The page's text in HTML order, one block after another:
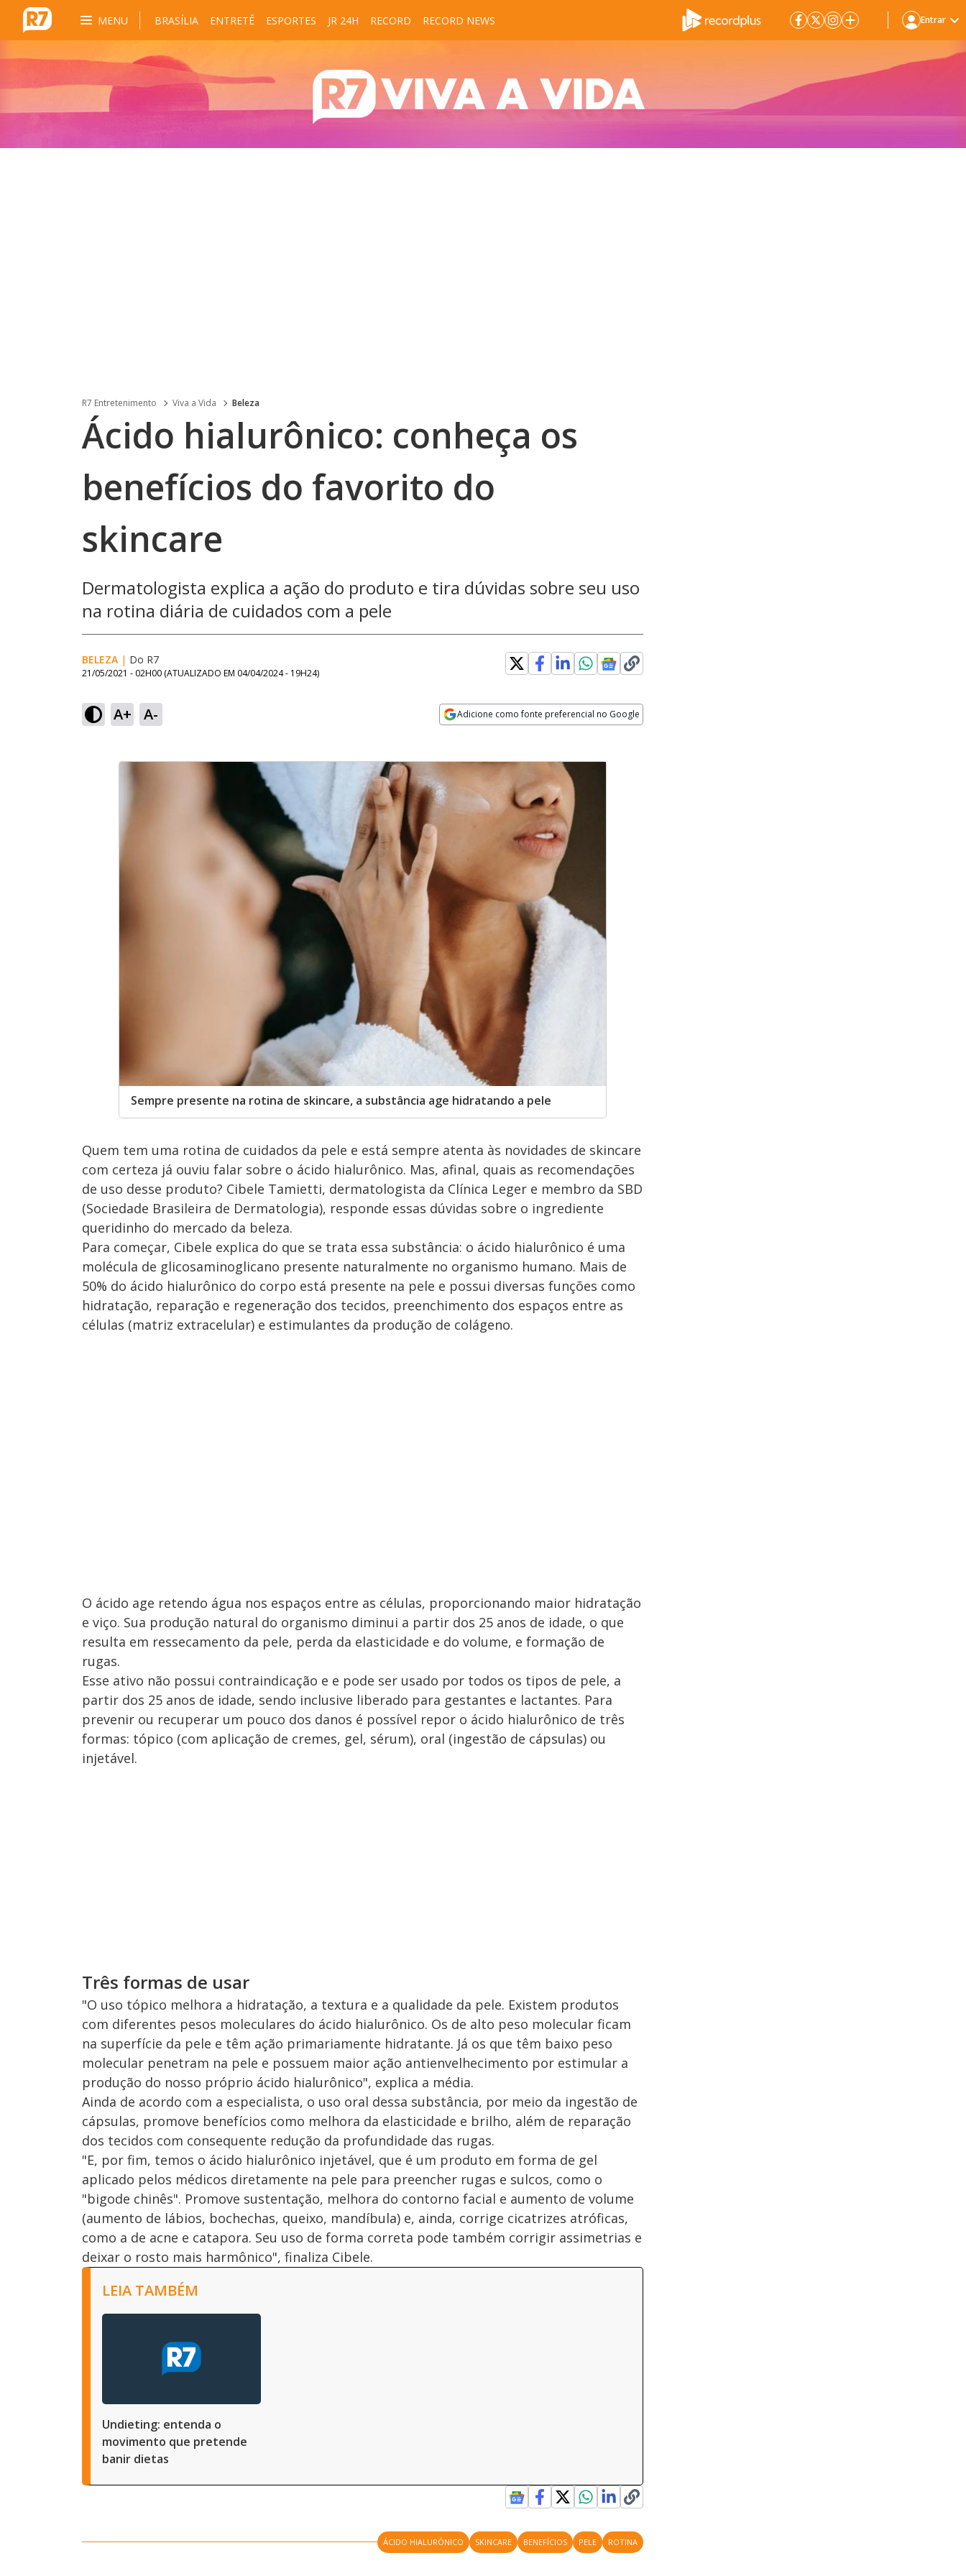
MENU BRASÍLIA ENTRETÊ ESPORTES JR 24H RECORD RECORD NEWS Entrar
R7 Entretenimento Viva a Vida Beleza
Ácido hialurônico: conheça os
benefícios do favorito do
skincare
Dermatologista explica a ação do produto e tira dúvidas sobre seu uso
na rotina diária de cuidados com a pele
BELEZA | Do R7
21/05/2021 - 02H00 (ATUALIZADO EM 04/04/2024 - 19H24)
A+ A- Adicione como fonte preferencial no Google
Sempre presente na rotina de skincare, a substância age hidratando a pele
Quem tem uma rotina de cuidados da pele e está sempre atenta às novidades de skincare
com certeza já ouviu falar sobre o ácido hialurônico. Mas, afinal, quais as recomendações
de uso desse produto? Cibele Tamietti, dermatologista da Clínica Leger e membro da SBD
(Sociedade Brasileira de Dermatologia), responde essas dúvidas sobre o ingrediente
queridinho do mercado da beleza.
Para começar, Cibele explica do que se trata essa substância: o ácido hialurônico é uma
molécula de glicosaminoglicano presente naturalmente no organismo humano. Mais de
50% do ácido hialurônico do corpo está presente na pele e possui diversas funções como
hidratação, reparação e regeneração dos tecidos, preenchimento dos espaços entre as
células (matriz extracelular) e estimulantes da produção de colágeno.
O ácido age retendo água nos espaços entre as células, proporcionando maior hidratação
e viço. Sua produção natural do organismo diminui a partir dos 25 anos de idade, o que
resulta em ressecamento da pele, perda da elasticidade e do volume, e formação de
rugas.
Esse ativo não possui contraindicação e e pode ser usado por todos os tipos de pele, a
partir dos 25 anos de idade, sendo inclusive liberado para gestantes e lactantes. Para
prevenir ou recuperar um pouco dos danos é possível repor o ácido hialurônico de três
formas: tópico (com aplicação de cremes, gel, sérum), oral (ingestão de cápsulas) ou
injetável.
Três formas de usar
"O uso tópico melhora a hidratação, a textura e a qualidade da pele. Existem produtos
com diferentes pesos moleculares do ácido hialurônico. Os de alto peso molecular ficam
na superfície da pele e têm ação primariamente hidratante. Já os que têm baixo peso
molecular penetram na pele e possuem maior ação antienvelhecimento por estimular a
produção do nosso próprio ácido hialurônico", explica a média.
Ainda de acordo com a especialista, o uso oral dessa substância, por meio da ingestão de
cápsulas, promove benefícios como melhora da elasticidade e brilho, além de reparação
dos tecidos com consequente redução da profundidade das rugas.
"E, por fim, temos o ácido hialurônico injetável, que é um produto em forma de gel
aplicado pelos médicos diretamente na pele para preencher rugas e sulcos, como o
"bigode chinês". Promove sustentação, melhora do contorno facial e aumento de volume
(aumento de lábios, bochechas, queixo, mandíbula) e, ainda, corrige cicatrizes atróficas,
como a de acne e catapora. Seu uso de forma correta pode também corrigir assimetrias e
deixar o rosto mais harmônico", finaliza Cibele.
LEIA TAMBÉM
Undieting: entenda o
movimento que pretende
banir dietas
ÁCIDO HIALURÔNICO SKINCARE BENEFÍCIOS PELE ROTINA